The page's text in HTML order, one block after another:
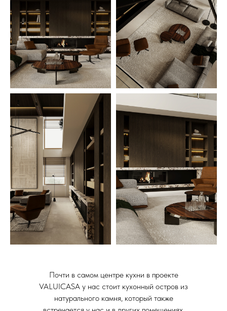
Почти в самом центре кухни в проекте
VALUICASA у нас стоит кухонный остров из
натурального камня, который также